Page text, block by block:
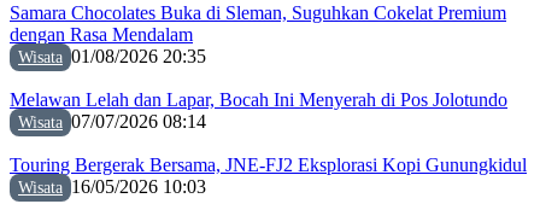
Samara Chocolates Buka di Sleman, Suguhkan Cokelat Premium
dengan Rasa Mendalam
Wisata 01/08/2026 20:35
Melawan Lelah dan Lapar, Bocah Ini Menyerah di Pos Jolotundo
Wisata 07/07/2026 08:14
Touring Bergerak Bersama, JNE-FJ2 Eksplorasi Kopi Gunungkidul
Wisata 16/05/2026 10:03